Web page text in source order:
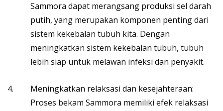
Sammora dapat merangsang produksi sel darah
putih, yang merupakan komponen penting dari
sistem kekebalan tubuh kita. Dengan
meningkatkan sistem kekebalan tubuh, tubuh
lebih siap untuk melawan infeksi dan penyakit.
Meningkatkan relaksasi dan kesejahteraan:
Proses bekam Sammora memiliki efek relaksasi